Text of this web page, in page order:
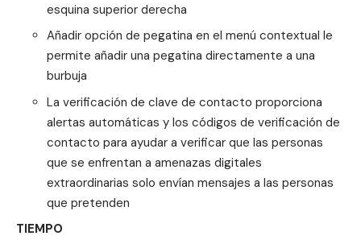
esquina superior derecha
Añadir opción de pegatina en el menú contextual le
permite añadir una pegatina directamente a una
burbuja
La verificación de clave de contacto proporciona
alertas automáticas y los códigos de verificación de
contacto para ayudar a verificar que las personas
que se enfrentan a amenazas digitales
extraordinarias solo envían mensajes a las personas
que pretenden
TIEMPO